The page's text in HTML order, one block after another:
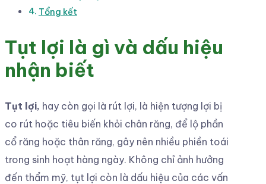
Tổng kết
Tụt lợi là gì và dấu hiệu
nhận biết
Tụt lợi, hay còn gọi là rút lợi, là hiện tượng lợi bị
co rút hoặc tiêu biến khỏi chân răng, để lộ phần
cổ răng hoặc thân răng, gây nên nhiều phiền toái
trong sinh hoạt hàng ngày. Không chỉ ảnh hưởng
đến thẩm mỹ, tụt lợi còn là dấu hiệu của các vấn